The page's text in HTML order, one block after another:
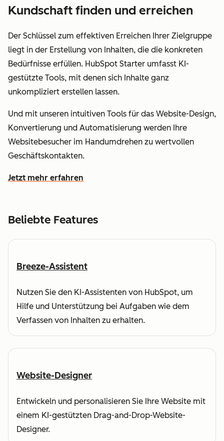
Kundschaft finden und erreichen
Der Schlüssel zum effektiven Erreichen Ihrer Zielgruppe
liegt in der Erstellung von Inhalten, die die konkreten
Bedürfnisse erfüllen. HubSpot Starter umfasst KI-
gestützte Tools, mit denen sich Inhalte ganz
unkompliziert erstellen lassen.
Und mit unseren intuitiven Tools für das Website-Design,
Konvertierung und Automatisierung werden Ihre
Websitebesucher im Handumdrehen zu wertvollen
Geschäftskontakten.
Jetzt mehr erfahren
wie Sie mit HubSpot leichter Kundinnen und Kunden
Beliebte Features
Breeze-Assistent
Nutzen Sie den KI-Assistenten von HubSpot, um
Hilfe und Unterstützung bei Aufgaben wie dem
Verfassen von Inhalten zu erhalten.
Website-Designer
Entwickeln und personalisieren Sie Ihre Website mit
einem KI-gestützten Drag-and-Drop-Website-
Designer.